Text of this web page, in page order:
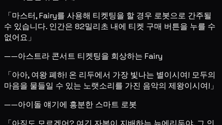
「마스터, Fairy를 사용해 티켓팅을 할 경우 로봇으로 간주될
수 있습니다. 인간은 82밀리초 내에 티켓 구매 버튼을 누를 수
없어요」
——아스트라 콘서트 티켓팅을 회상하는 Fairy
「아아, 여왕 폐하! 온 리두에서 가장 빛나는 별이시여! 모두의
마음을 물들일 수 있는 노랫소리를 가진 음악의 제왕이시여!」
——아이돌 얘기에 흥분한 스마트 로봇